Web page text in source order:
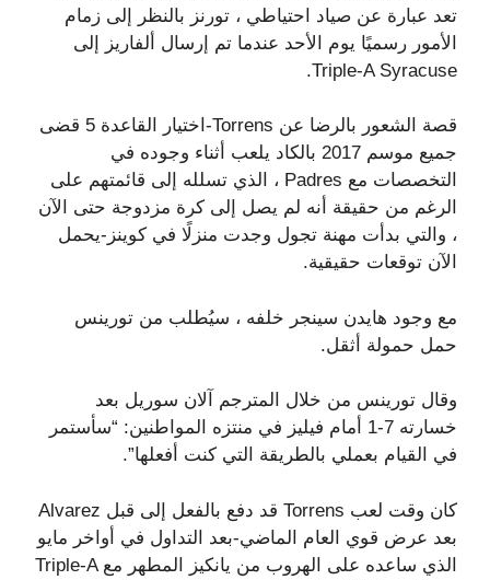
تعد عبارة عن صياد احتياطي ، تورنز بالنظر إلى زمام
الأمور رسميًا يوم الأحد عندما تم إرسال ألفاريز إلى
Triple-A Syracuse.
قصة الشعور بالرضا عن Torrens-اختيار القاعدة 5 قضى
جميع موسم 2017 بالكاد يلعب أثناء وجوده في
التخصصات مع Padres ، الذي تسلله إلى قائمتهم على
الرغم من حقيقة أنه لم يصل إلى كرة مزدوجة حتى الآن
، والتي بدأت مهنة تجول وجدت منزلًا في كوينز-يحمل
الآن توقعات حقيقية.
مع وجود هايدن سينجر خلفه ، سيُطلب من تورينس
حمل حمولة أثقل.
وقال تورينس من خلال المترجم آلان سوريل بعد
خسارته 7-1 أمام فيليز في منتزه المواطنين: “سأستمر
في القيام بعملي بالطريقة التي كنت أفعلها”.
كان وقت لعب Torrens قد دفع بالفعل إلى قبل Alvarez
بعد عرض قوي العام الماضي-بعد التداول في أواخر مايو
الذي ساعده على الهروب من يانكيز المطهر مع Triple-A